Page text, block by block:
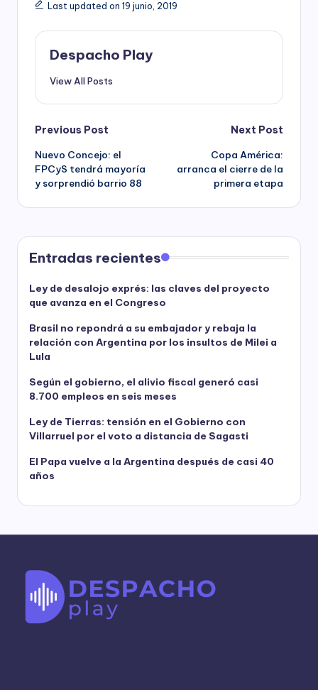
Last updated on 19 junio, 2019
Despacho Play
View All Posts
Post
navigation
Previous Post
Nuevo Concejo: el
FPCyS tendrá mayoría
y sorprendió barrio 88
Next Post
Copa América:
arranca el cierre de la
primera etapa
Entradas recientes
Ley de desalojo exprés: las claves del proyecto
que avanza en el Congreso
Brasil no repondrá a su embajador y rebaja la
relación con Argentina por los insultos de Milei a
Lula
Según el gobierno, el alivio fiscal generó casi
8.700 empleos en seis meses
Ley de Tierras: tensión en el Gobierno con
Villarruel por el voto a distancia de Sagasti
El Papa vuelve a la Argentina después de casi 40
años